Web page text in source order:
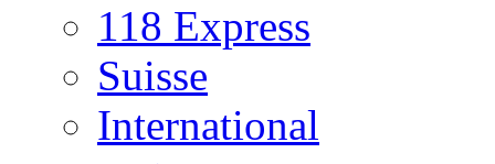
118 Express
Suisse
International